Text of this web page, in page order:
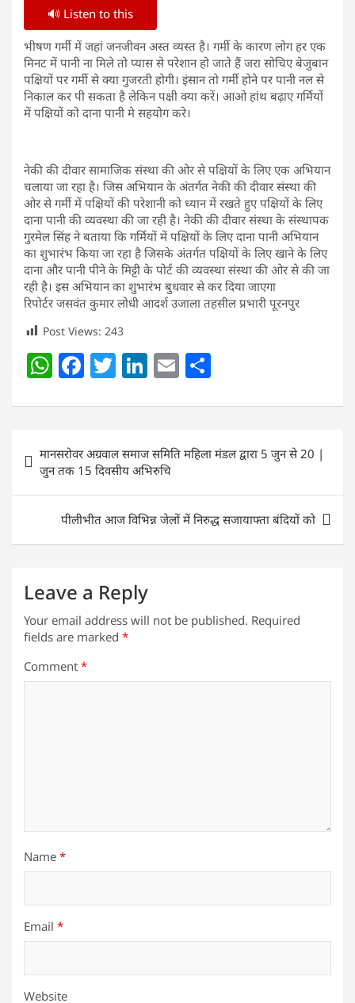
🔊 Listen to this
भीषण गर्मी में जहां जनजीवन अस्त व्यस्त है। गर्मी के कारण लोग हर एक
मिनट में पानी ना मिले तो प्यास से परेशान हो जाते हैं जरा सोचिए बेजुबान
पक्षियों पर गर्मी से क्या गुजरती होगी। इंसान तो गर्मी होने पर पानी नल से
निकाल कर पी सकता है लेकिन पक्षी क्या करें। आओ हांथ बढ़ाए गर्मियों
में पक्षियों को दाना पानी मे सहयोग करे।
नेकी की दीवार सामाजिक संस्था की ओर से पक्षियों के लिए एक अभियान
चलाया जा रहा है। जिस अभियान के अंतर्गत नेकी की दीवार संस्था की
ओर से गर्मी में पक्षियों की परेशानी को ध्यान में रखते हुए पक्षियों के लिए
दाना पानी की व्यवस्था की जा रही है। नेकी की दीवार संस्था के संस्थापक
गुरमेल सिंह ने बताया कि गर्मियों में पक्षियों के लिए दाना पानी अभियान
का शुभारंभ किया जा रहा है जिसके अंतर्गत पक्षियों के लिए खाने के लिए
दाना और पानी पीने के मिट्टी के पोर्ट की व्यवस्था संस्था की ओर से की जा
रही है। इस अभियान का शुभारंभ बुधवार से कर दिया जाएगा
रिपोर्टर जसवंत कुमार लोधी आदर्श उजाला तहसील प्रभारी पूरनपुर
Post Views: 243
W
at
s
A
p
p
F
c
e
b
o
o
k
T
itt
er
Li
k
e
dI
n
E
ai
l
ar
e
navigation
मानसरोवर अग्रवाल समाज समिति महिला मंडल द्वारा 5 जुन से 20 |
जुन तक 15 दिवसीय अभिरुचि
पीलीभीत आज विभिन्न जेलों में निरुद्ध सजायाफ्ता बंदियों को
Leave a Reply
Your email address will not be published. Required
fields are marked *
Comment *
Name *
Email *
Website